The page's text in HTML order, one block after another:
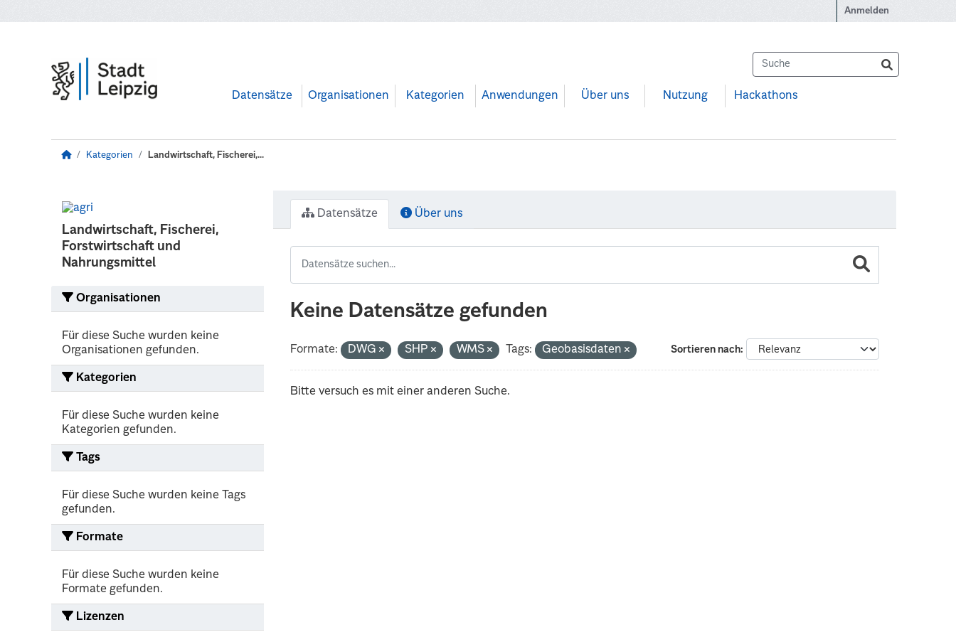
Anmelden
Datensätze Organisationen Kategorien Anwendungen Über uns Nutzung Hackathons
Kategorien Landwirtschaft, Fischerei,...
Landwirtschaft, Fischerei,
Forstwirtschaft und
Nahrungsmittel
Organisationen
Für diese Suche wurden keine
Organisationen gefunden.
Kategorien
Für diese Suche wurden keine
Kategorien gefunden.
Tags
Für diese Suche wurden keine Tags
gefunden.
Formate
Für diese Suche wurden keine
Formate gefunden.
Lizenzen
Datensätze Über uns
Keine Datensätze gefunden
Sortieren nach
Formate: DWG SHP WMS Tags: Geobasisdaten
Bitte versuch es mit einer anderen Suche.